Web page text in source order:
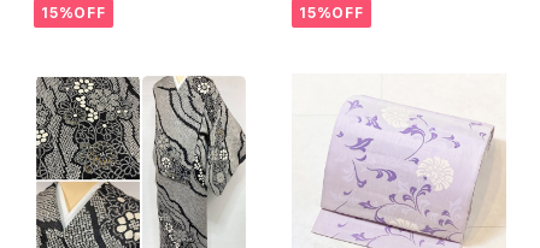
15%OFF 15%OFF